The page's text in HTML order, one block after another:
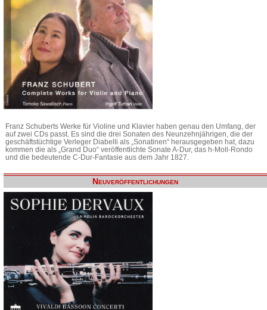
Franz Schuberts Werke für Violine und Klavier haben genau den Umfang, der
auf zwei CDs passt. Es sind die drei Sonaten des Neunzehnjährigen, die der
geschäftstüchtige Verleger Diabelli als „Sonatinen“ herausgegeben hat, dazu
kommen die als „Grand Duo“ veröffentlichte Sonate A-Dur, das h-Moll-Rondo
und die bedeutende C-Dur-Fantasie aus dem Jahr 1827.
Neuveröffentlichungen